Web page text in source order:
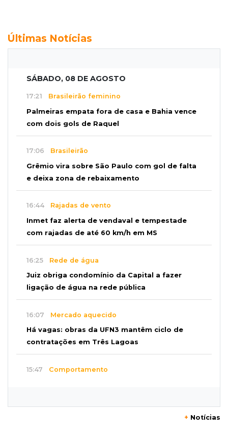
Últimas Notícias
SÁBADO, 08 DE AGOSTO
17:21 Brasileirão feminino
Palmeiras empata fora de casa e Bahia vence
com dois gols de Raquel
17:06 Brasileirão
Grêmio vira sobre São Paulo com gol de falta
e deixa zona de rebaixamento
16:44 Rajadas de vento
Inmet faz alerta de vendaval e tempestade
com rajadas de até 60 km/h em MS
16:25 Rede de água
Juiz obriga condomínio da Capital a fazer
ligação de água na rede pública
16:07 Mercado aquecido
Há vagas: obras da UFN3 mantêm ciclo de
contratações em Três Lagoas
15:47 Comportamento
+ Notícias